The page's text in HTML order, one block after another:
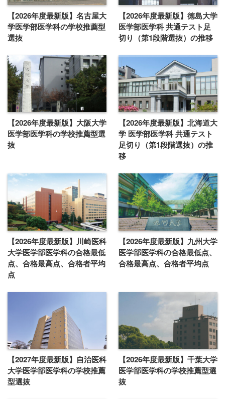
【2026年度最新版】名古屋大
学医学部医学科の学校推薦型
選抜
【2026年度最新版】徳島大学
医学部医学科 共通テスト足
切り（第1段階選抜）の推移
【2026年度最新版】大阪大学
医学部医学科の学校推薦型選
抜
【2026年度最新版】北海道大
学 医学部医学科 共通テスト
足切り（第1段階選抜）の推
移
【2026年度最新版】川崎医科
大学医学部医学科の合格最低
点、合格最高点、合格者平均
点
【2026年度最新版】九州大学
医学部医学科の合格最低点、
合格最高点、合格者平均点
【2027年度最新版】自治医科
大学医学部医学科の学校推薦
型選抜
【2026年度最新版】千葉大学
医学部医学科の学校推薦型選
抜